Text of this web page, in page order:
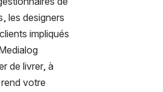
les designers
impliqués
de livrer, à
votre